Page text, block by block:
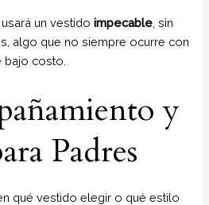
usará un vestidoimpecable , sin
algo que no siempre ocurre con
costo.
y
Padres
qué vestido elegir o qué estilo